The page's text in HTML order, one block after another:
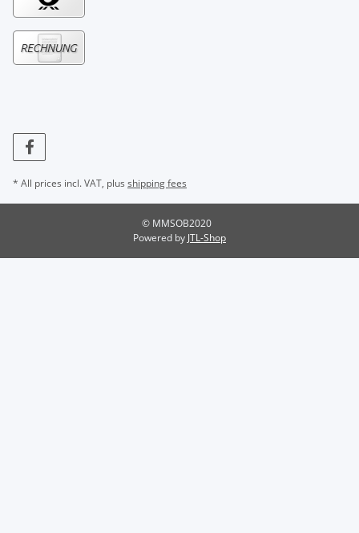
* All prices incl. VAT, plus shipping fees
© MMSOB2020
Powered by JTL-Shop